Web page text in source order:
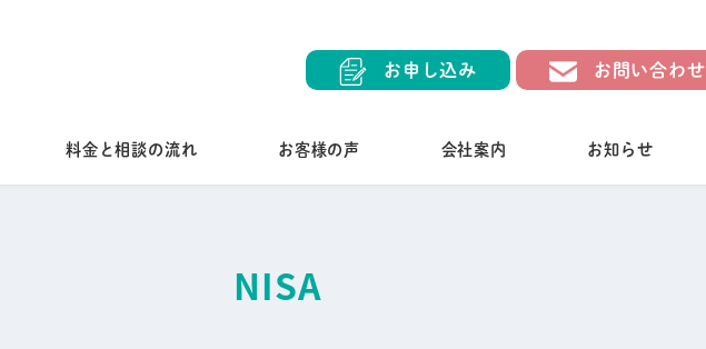
お申し込み お問い合わせ
料金と相談の流れ お客様の声 会社案内 お知らせ
NISA